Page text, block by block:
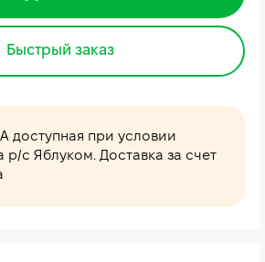
Быстрый заказ
доступная при условии
р/с Яблуком. Доставка за счет